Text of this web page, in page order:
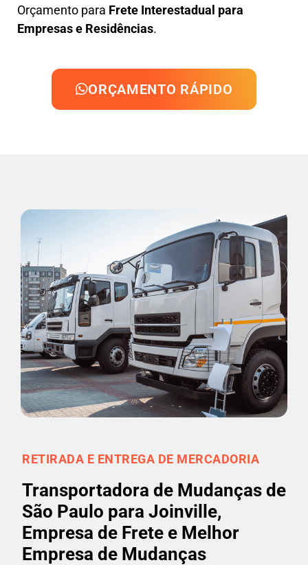
Orçamento para Frete Interestadual para
Empresas e Residências.
ORÇAMENTO RÁPIDO
RETIRADA E ENTREGA DE MERCADORIA
Transportadora de Mudanças de
São Paulo para Joinville,
Empresa de Frete e Melhor
Empresa de Mudanças